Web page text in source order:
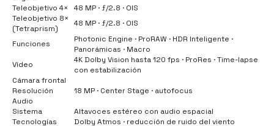
Teleobjetivo 4×
48 MP · ƒ/2.8 · OIS
Teleobjetivo 8×
(Tetraprism)
48 MP · ƒ/2.8 · OIS
Funciones
Photonic Engine · ProRAW · HDR Inteligente ·
Panorámicas · Macro
Vídeo
4K Dolby Vision hasta 120 fps · ProRes · Time-lapse
con estabilización
Cámara frontal
Resolución
18 MP · Center Stage · autofocus
Audio
Sistema
Altavoces estéreo con audio espacial
Tecnologías
Dolby Atmos · reducción de ruido del viento